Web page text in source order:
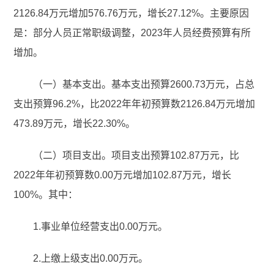
2126.84万元增加576.76万元，增长27.12%。主要原因
是：部分人员正常职级调整，2023年人员经费预算有所
增加。
（一）基本支出。基本支出预算2600.73万元，占总
支出预算96.2%，比2022年年初预算数2126.84万元增加
473.89万元，增长22.30%。
（二）项目支出。项目支出预算102.87万元，比
2022年年初预算数0.00万元增加102.87万元，增长
100%。其中：
1.事业单位经营支出0.00万元。
2.上缴上级支出0.00万元。